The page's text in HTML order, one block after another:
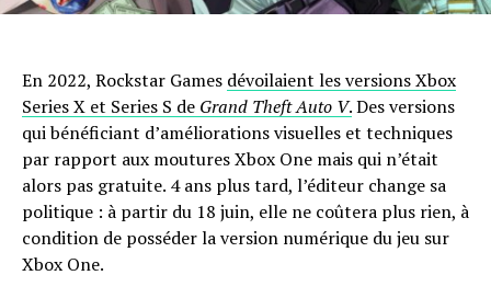
En 2022, Rockstar Games dévoilaient les versions Xbox
Series X et Series S de Grand Theft Auto V.Des versions
qui bénéficiant d’améliorations visuelles et techniques
par rapport aux moutures Xbox One mais qui n’était
alors pas gratuite. 4 ans plus tard, l’éditeur change sa
politique : à partir du 18 juin, elle ne coûtera plus rien, à
condition de posséder la version numérique du jeu sur
Xbox One.